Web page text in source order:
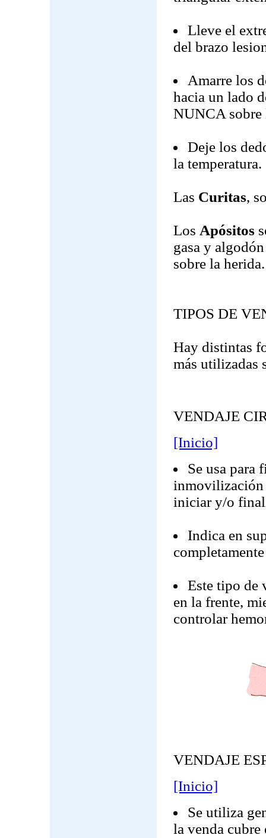
Lleve el
del brazo
Amarre los
hacia un lado
NUNCA sobre
Deje los
la temperatura.
Las Curitas,
Los Apósitos
gasa y
sobre la herida.
TIPOS DE
Hay distintas
más utilizadas
VENDAJE
[Inicio]
Se usa para
inmovilización
iniciar y/o
Indica en
Este tipo de
en la frente,
controlar
VENDAJE
[Inicio]
Se utiliza
la venda